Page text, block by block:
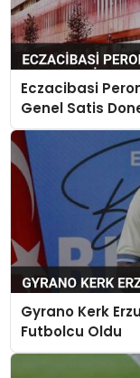
Eczacibasi
Genel Satis
Gyrano Kerk
Futbolcu Oldu